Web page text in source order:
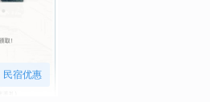
民宿优惠